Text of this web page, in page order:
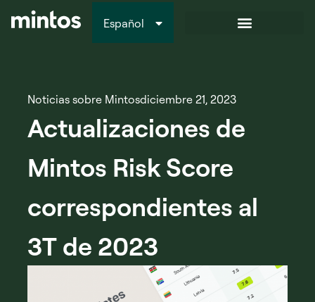
Español
Italiano
Noticias sobre Mintosdiciembre 21, 2023
Actualizaciones de
Mintos Risk Score
correspondientes al
3T de 2023